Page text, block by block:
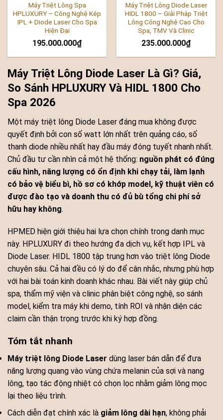
Máy Triệt Lông Spa
HPLUXURY – Công Nghệ Kép
IPL + Diode Laser Cho Spa
Hiện Đại
195.000.000₫
Máy Triệt Lông Diode Laser
HIDL 1800 – Giải Pháp Triệt
Lông Công Nghệ Cao Cho
Spa, TMV Và Clinic
235.000.000₫
Máy Triệt Lông Diode Laser Là Gì? Giá,
So Sánh HPLUXURY Và HIDL 1800 Cho
Spa 2026
Một máy triệt lông Diode Laser đáng mua không được
quyết định bởi con số watt lớn nhất trên quảng cáo, số
thanh diode nhiều nhất hay đầu máy đóng tuyết nhanh nhất.
Chủ đầu tư cần nhìn cả một hệ thống: nguồn phát có đúng
cấu hình, năng lượng có ổn định khi chạy tải, làm lạnh
có bảo vệ biểu bì, hồ sơ có khớp model, kỹ thuật viên có
được đào tạo và doanh thu có đủ bù tổng chi phí sở
hữu hay không.
HPMED hiện giới thiệu hai lựa chọn chính trong danh mục
này. HPLUXURY đi theo hướng đa dịch vụ, kết hợp IPL và
Diode Laser. HIDL 1800 tập trung hơn vào triệt lông Diode
chuyên sâu. Cả hai đều có lý do để cân nhắc, nhưng phù hợp
với hai bài toán kinh doanh khác nhau. Bài viết này giúp chủ
spa, thẩm mỹ viện và clinic phân biệt công nghệ, so sánh
model, kiểm tra máy khi demo, tính ROI và nhận diện các
claim cần thận trọng trước khi ký hợp đồng.
Tóm tắt nhanh
Máy triệt lông Diode Laser dùng laser bán dẫn để đưa
năng lượng quang vào vùng chứa melanin của sợi và nang
lông, tạo tác động nhiệt có chọn lọc nhằm giảm lông mọc
lại theo liệu trình.
Cách diễn đạt chính xác là giảm lông dài hạn, không phải